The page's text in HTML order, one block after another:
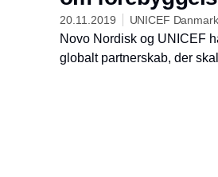
overvægt og
børn
20.11.2019 UNICEF Danmark
Novo Nordisk og UNICEF
globalt partnerskab, der